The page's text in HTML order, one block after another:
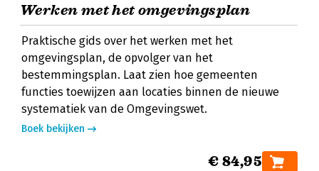
Werken met het omgevingsplan
Praktische gids over het werken met het
omgevingsplan, de opvolger van het
bestemmingsplan. Laat zien hoe gemeenten
functies toewijzen aan locaties binnen de nieuwe
systematiek van de Omgevingswet.
Boek bekijken
€ 84,95